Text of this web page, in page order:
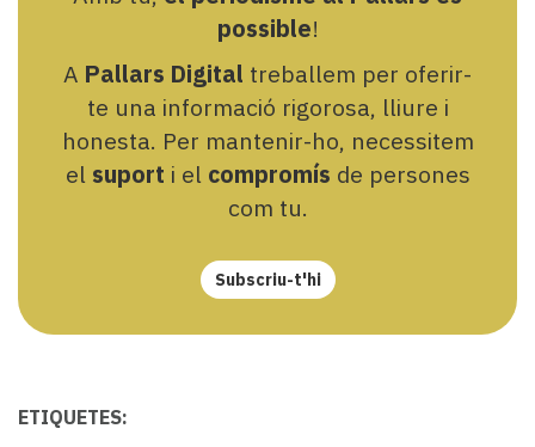
possible!
A Pallars Digital treballem per oferir-
te una informació rigorosa, lliure i
honesta. Per mantenir-ho, necessitem
el suport i el compromís de persones
com tu.
Subscriu-t'hi
ETIQUETES: